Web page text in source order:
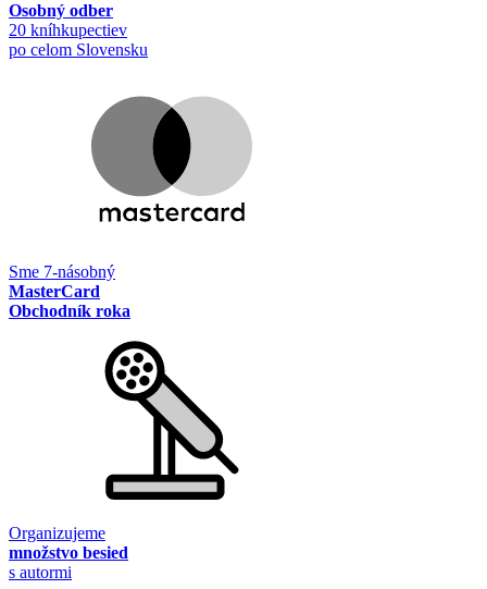
Osobný odber
20 kníhkupectiev
po celom Slovensku
Sme 7-násobný
MasterCard
Obchodník roka
Organizujeme
množstvo besied
s autormi